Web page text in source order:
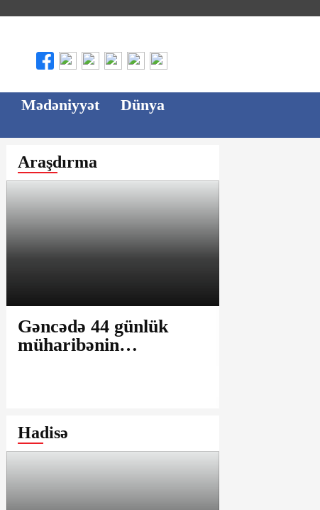
Mədəniyyət
Dünya
Araşdırma
Gəncədə 44 günlük
müharibənin
Arxitektura Komitəsi -
SAKİNLƏRDƏN
Hadisə